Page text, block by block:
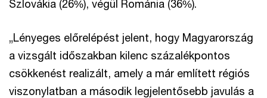
Szlovákia (26%), végül Románia (36%).
„Lényeges előrelépést jelent, hogy Magyarország
a vizsgált időszakban kilenc százalékpontos
csökkenést realizált, amely a már említett régiós
viszonylatban a második legjelentősebb javulás a